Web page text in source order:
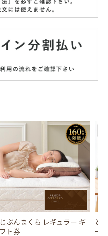
じぶんまくら レギュラー ギ
フト券
と
ース